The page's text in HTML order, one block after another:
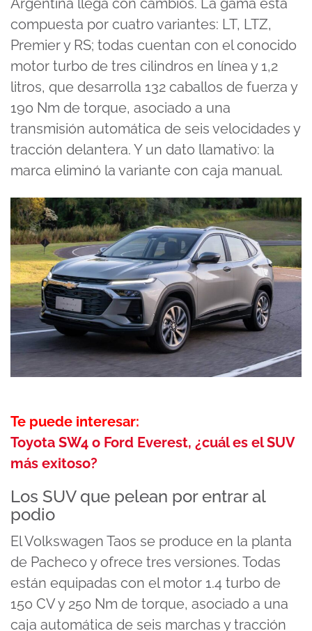
Argentina llega con cambios. La gama está
compuesta por cuatro variantes: LT, LTZ,
Premier y RS; todas cuentan con el conocido
motor turbo de tres cilindros en línea y 1,2
litros, que desarrolla 132 caballos de fuerza y
190 Nm de torque, asociado a una
transmisión automática de seis velocidades y
tracción delantera. Y un dato llamativo: la
marca eliminó la variante con caja manual.
Te puede interesar:
Toyota SW4 o Ford Everest, ¿cuál es el SUV
más exitoso?
Los SUV que pelean por entrar al
podio
El Volkswagen Taos se produce en la planta
de Pacheco y ofrece tres versiones. Todas
están equipadas con el motor 1.4 turbo de
150 CV y 250 Nm de torque, asociado a una
caja automática de seis marchas y tracción